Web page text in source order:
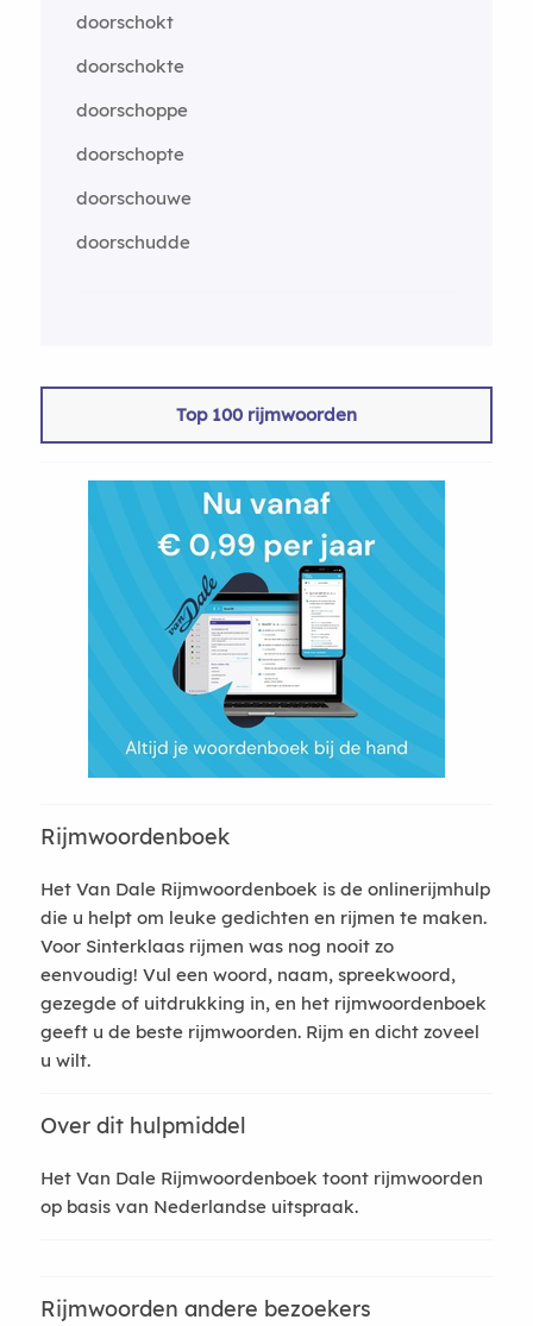
doorschokt
doorschokte
doorschoppe
doorschopte
doorschouwe
doorschudde
Top 100 rijmwoorden
Rijmwoordenboek
Het Van Dale Rijmwoordenboek is de onlinerijmhulp
die u helpt om leuke gedichten en rijmen te maken.
Voor Sinterklaas rijmen was nog nooit zo
eenvoudig! Vul een woord, naam, spreekwoord,
gezegde of uitdrukking in, en het rijmwoordenboek
geeft u de beste rijmwoorden. Rijm en dicht zoveel
u wilt.
Over dit hulpmiddel
Het Van Dale Rijmwoordenboek toont rijmwoorden
op basis van Nederlandse uitspraak.
Rijmwoorden andere bezoekers